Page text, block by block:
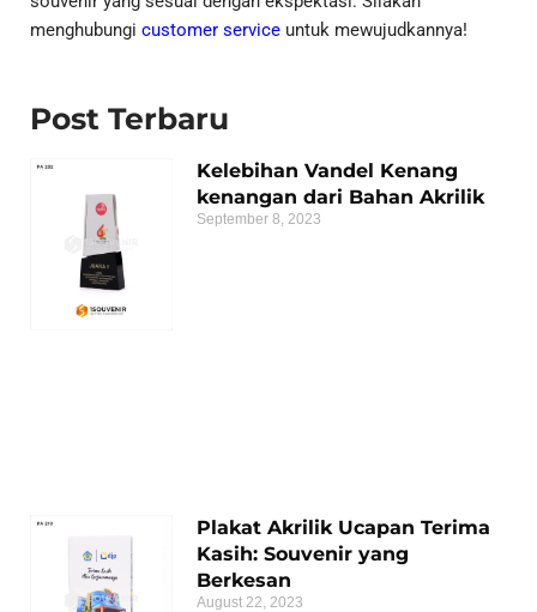
menghubungi customer service untuk mewujudkannya!
Post Terbaru
Kelebihan Vandel Kenang
kenangan dari Bahan Akrilik
September 8, 2023
Plakat Akrilik Ucapan Terima
Kasih: Souvenir yang
Berkesan
August 22, 2023